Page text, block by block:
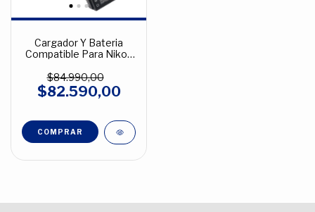
Cargador Y Bateria
Compatible Para Nikon
$84.990,00
$82.590,00